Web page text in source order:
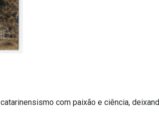
com paixão e ciência,